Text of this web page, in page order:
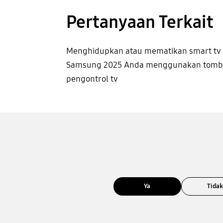
Pertanyaan Terkait
Menghidupkan atau mematikan smart tv
Samsung 2025 Anda menggunakan
pengontrol tv
Ya Tidak